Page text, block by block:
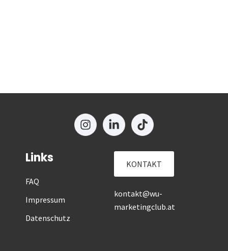
Links
FAQ
Impressum
Datenschutz
KONTAKT
kontakt@wu-
marketingclub.at